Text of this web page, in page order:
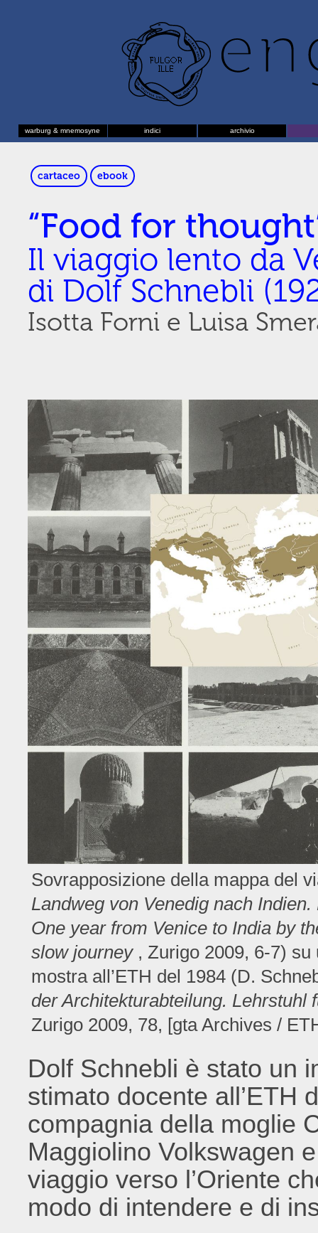
warburg & mnemosyne indici archivio
cartaceo ebook
“Food for
Il viaggio lento da
di Dolf Schnebli
Isotta Forni e Luisa
Sovrapposizione della mappa del
Landweg von Venedig nach
One year from Venice to India by
slow journey , Zurigo 2009, 6-7)
mostra all’ETH del 1984 (D.
der Architekturabteilung.
Zurigo 2009, 78, [gta Archives /
Dolf Schnebli è stato un
stimato docente all’ETH
compagnia della moglie
Maggiolino Volkswagen
viaggio verso l’Oriente
modo di intendere e di